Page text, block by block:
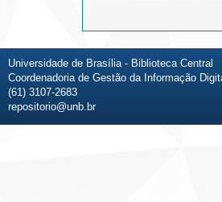
Universidade de Brasília - Biblioteca Central
Coordenadoria de Gestão da Informação
(61) 3107-2683
repositorio@unb.br